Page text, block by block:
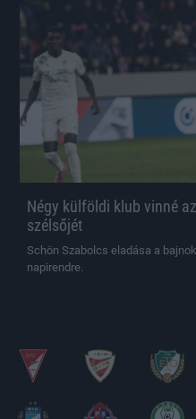
Négy külföldi klub vinné
szélsőjét
Schön Szabolcs eladása a
napirendre.